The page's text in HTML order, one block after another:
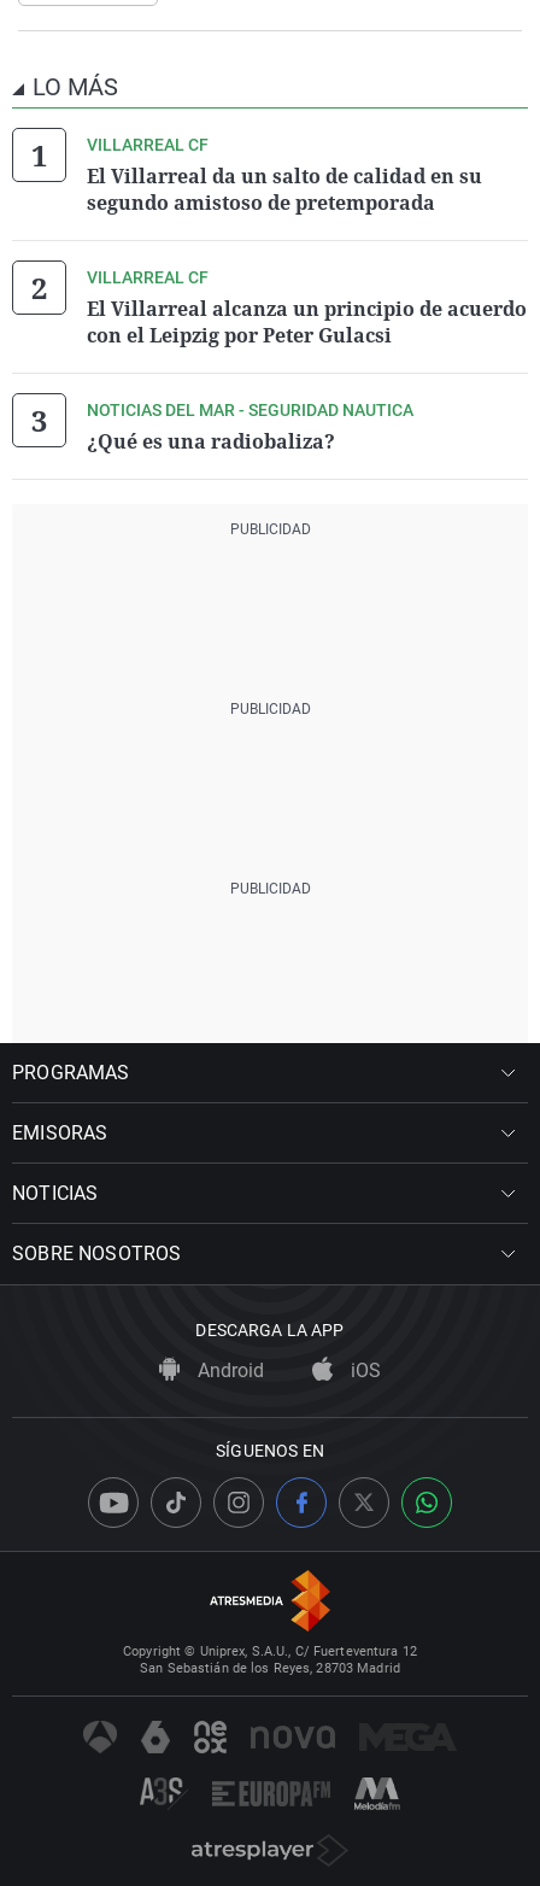
LO MÁS
VILLARREAL CF
El Villarreal da un salto de calidad en su
segundo amistoso de pretemporada
VILLARREAL CF
El Villarreal alcanza un principio de acuerdo
con el Leipzig por Peter Gulacsi
NOTICIAS DEL MAR - SEGURIDAD NAUTICA
¿Qué es una radiobaliza?
PROGRAMAS
EMISORAS
NOTICIAS
SOBRE NOSOTROS
DESCARGA LA APP
Android iOS
SÍGUENOS EN
Copyright © Uniprex, S.A.U., C/ Fuerteventura 12
San Sebastián de los Reyes, 28703 Madrid